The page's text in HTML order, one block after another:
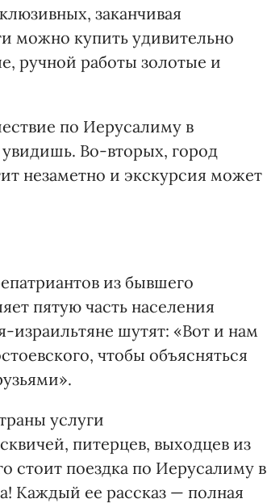
заканчивая
можно купить удивительно
ручной работы золотые и
по Иерусалиму в
Во-вторых, город
незаметно и экскурсия может
из бывшего
пятую часть населения
израильтяне шутят: «Вот и нам
чтобы объясняться
услуги
питерцев, выходцев из
стоит поездка по Иерусалиму в
Каждый ее рассказ — полная